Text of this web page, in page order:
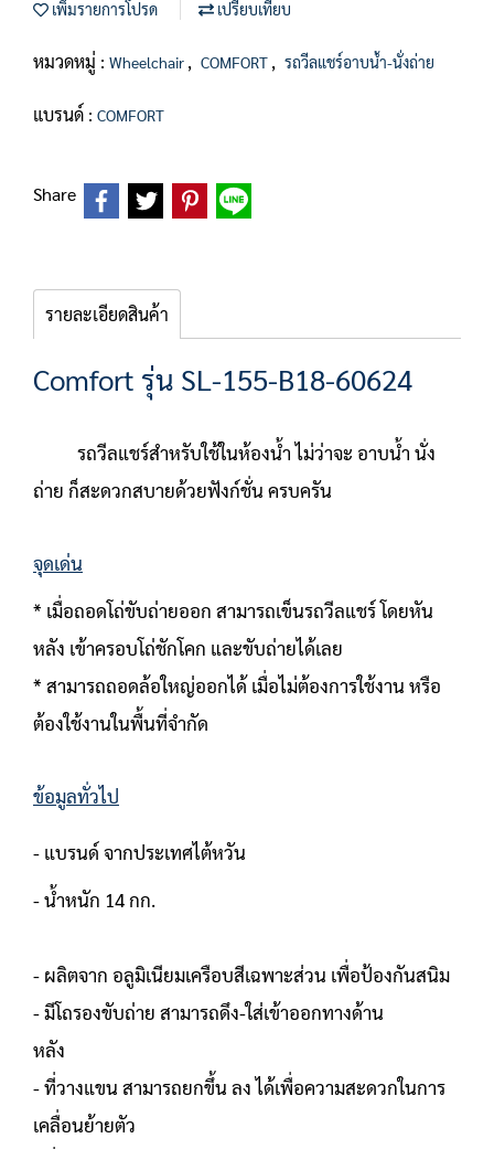
เพิ่มรายการโปรด เปรียบเทียบ
หมวดหมู่ : Wheelchair , COMFORT , รถวีลแชร์อาบน้ำ-นั่งถ่าย
แบรนด์ : COMFORT
Share
รายละเอียดสินค้า
Comfort รุ่น SL-155-B18-60624
รถวีลแชร์สำหรับใช้ในห้องน้ำ ไม่ว่าจะ อาบน้ำ นั่ง
ถ่าย ก็สะดวกสบายด้วยฟังก์ชั่น ครบครัน
จุดเด่น
* เมื่อถอดโถ่ขับถ่ายออก สามารถเข็นรถวีลแชร์ โดยหัน
หลัง เข้าครอบโถ่ชักโคก และขับถ่ายได้เลย
* สามารถถอดล้อใหญ่ออกได้ เมื่อไม่ต้องการใช้งาน หรือ
ต้องใช้งานในพื้นที่จำกัด
ข้อมูลทั่วไป
- แบรนด์ จากประเทศไต้หวัน
- น้ำหนัก 14 กก.
- ผลิตจาก อลูมิเนียมเครือบสีเฉพาะส่วน เพื่อป้องกันสนิม
- มีโถรองขับถ่าย สามารถดึง-ใส่เข้าออกทางด้าน
หลัง
- ที่วางแขน สามารถยกขึ้น ลง ได้เพื่อความสะดวกในการ
เคลื่อนย้ายตัว